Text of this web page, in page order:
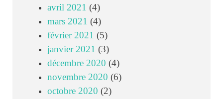
avril 2021 (4)
mars 2021 (4)
février 2021 (5)
janvier 2021 (3)
décembre 2020 (4)
novembre 2020 (6)
octobre 2020 (2)